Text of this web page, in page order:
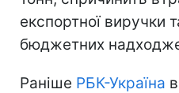
експортної виручки
бюджетних
Раніше РБК-Україна